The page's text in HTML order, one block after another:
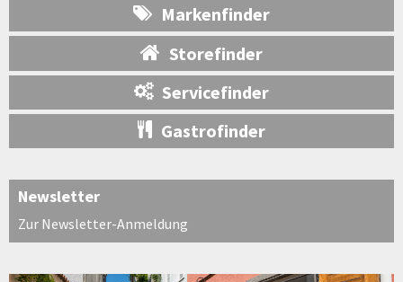
Markenfinder
Storefinder
Servicefinder
Gastrofinder
Newsletter
Zur Newsletter-Anmeldung